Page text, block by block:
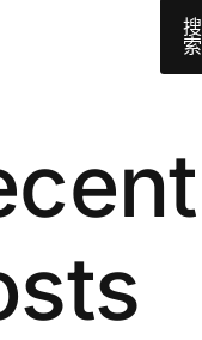
搜
索